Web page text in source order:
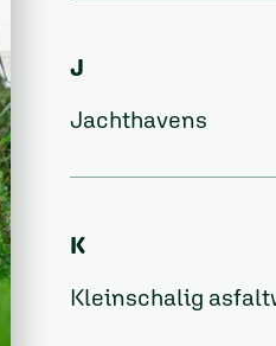
J
Jachthavens
K
Kleinschalig